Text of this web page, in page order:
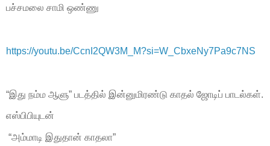
பச்சமலை சாமி ஒண்ணு
https://youtu.be/CcnI2QW3M_M?si=W_CbxeNy7Pa9c7NS
“இது நம்ம ஆளு” படத்தில் இன்னுமிரண்டு காதல் ஜோடிப் பாடல்கள்.
எஸ்பிபியுடன்
“அம்மாடி இதுதான் காதலா”